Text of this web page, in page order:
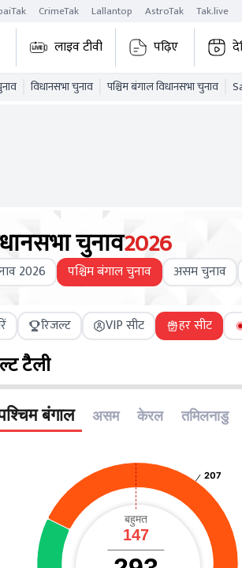
CrimeTak Lallantop AstroTak Tak.live
लाइव टीवी पढ़िए
विधानसभा चुनाव पश्चिम बंगाल विधानसभा चुनाव
चुनाव2026
2026 पश्चिम बंगाल चुनाव असम चुनाव
रिजल्ट VIP सीट हर सीट
टैली